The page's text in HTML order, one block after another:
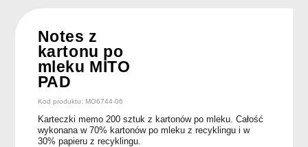
Notes z
kartonu po
mleku MITO
PAD
Kod produktu: MO6744-06
Karteczki memo 200 sztuk z kartonów po mleku. Całość
wykonana w 70% kartonów po mleku z recyklingu i w
30% papieru z recyklingu.